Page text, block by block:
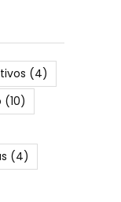
(4)
(10)
(4)